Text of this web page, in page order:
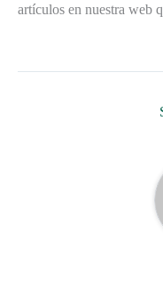
artículos en nuestra web